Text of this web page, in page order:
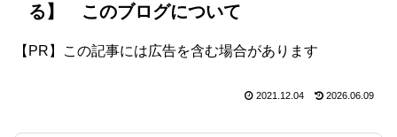
る】 このブログについて
【PR】この記事には広告を含む場合があります
2021.12.04 2026.06.09